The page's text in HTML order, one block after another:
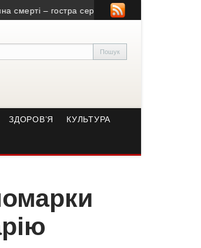
– гостра серцево-судинна недостатність
ЗДОРОВ’Я КУЛЬТУРА